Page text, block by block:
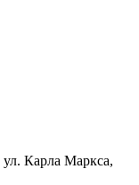
ул. Карла Маркса,